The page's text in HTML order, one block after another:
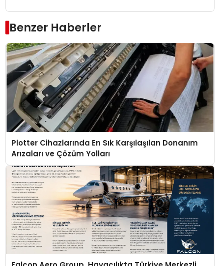
Benzer Haberler
Plotter Cihazlarında En Sık Karşılaşılan Donanım
Arızaları ve Çözüm Yolları